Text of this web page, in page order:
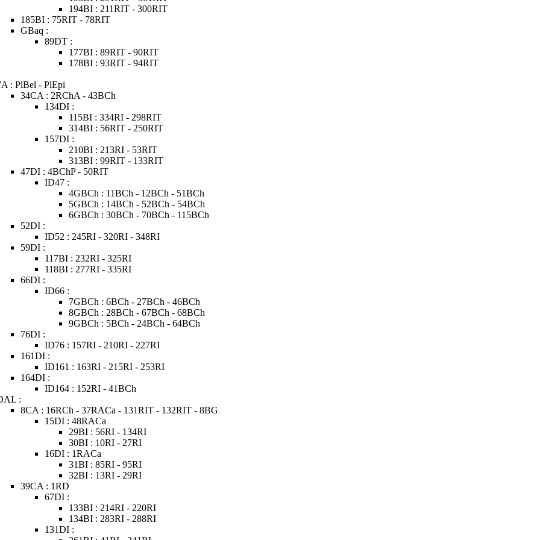
194BI : 211RIT - 300RIT
185BI : 75RIT - 78RIT
GBaq :
89DT :
177BI : 89RIT - 90RIT
178BI : 93RIT - 94RIT
: PlBel - PlEpi
34CA : 2RChA - 43BCh
134DI :
115BI : 334RI - 298RIT
314BI : 56RIT - 250RIT
157DI :
210BI : 213RI - 53RIT
313BI : 99RIT - 133RIT
47DI : 4BChP - 50RIT
ID47 :
4GBCh : 11BCh - 12BCh - 51BCh
5GBCh : 14BCh - 52BCh - 54BCh
6GBCh : 30BCh - 70BCh - 115BCh
52DI :
ID52 : 245RI - 320RI - 348RI
59DI :
117BI : 232RI - 325RI
118BI : 277RI - 335RI
66DI :
ID66 :
7GBCh : 6BCh - 27BCh - 46BCh
8GBCh : 28BCh - 67BCh - 68BCh
9GBCh : 5BCh - 24BCh - 64BCh
76DI :
ID76 : 157RI - 210RI - 227RI
161DI :
ID161 : 163RI - 215RI - 253RI
164DI :
ID164 : 152RI - 41BCh
:
8CA : 16RCh - 37RACa - 131RIT - 132RIT - 8BG
15DI : 48RACa
29BI : 56RI - 134RI
30BI : 10RI - 27RI
16DI : 1RACa
31BI : 85RI - 95RI
32BI : 13RI - 29RI
39CA : 1RD
67DI :
133BI : 214RI - 220RI
134BI : 283RI - 288RI
131DI :